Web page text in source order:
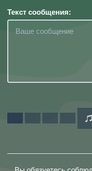
Текст сообщения: